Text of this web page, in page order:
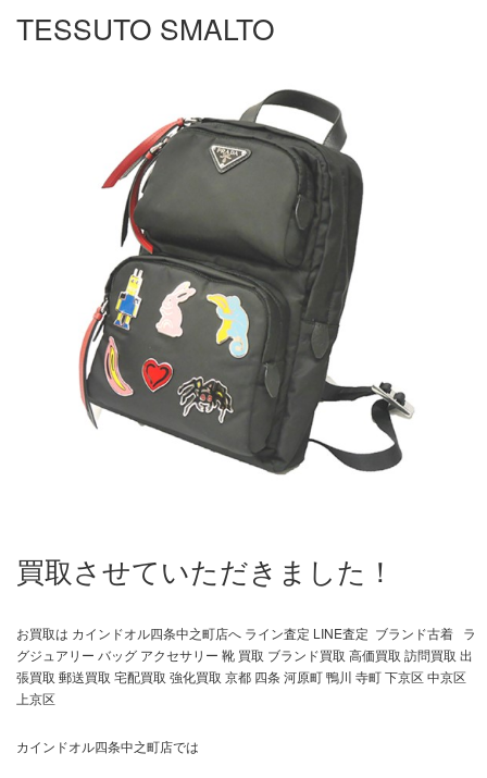
TESSUTO SMALTO
買取させていただきました！
お買取は カインドオル四条中之町店へ ライン査定 LINE査定 ブランド古着 ラ
グジュアリー バッグ アクセサリー 靴 買取 ブランド買取 高価買取 訪問買取 出
張買取 郵送買取 宅配買取 強化買取 京都 四条 河原町 鴨川 寺町 下京区 中京区
上京区
カインドオル四条中之町店では